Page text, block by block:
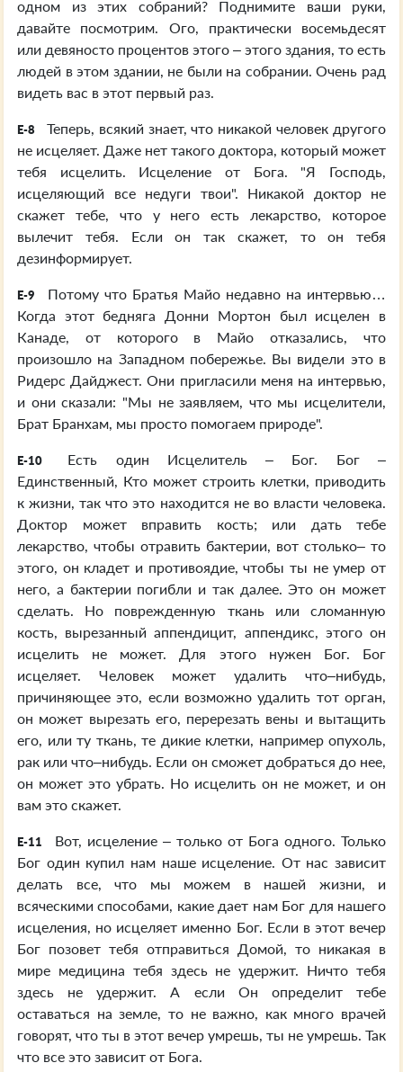
одном из этих собраний? Поднимите ваши руки,
давайте посмотрим. Ого, практически восемьдесят
или девяносто процентов этого – этого здания, то есть
людей в этом здании, не были на собрании. Очень рад
видеть вас в этот первый раз.
E-8
Теперь, всякий знает, что никакой человек другого
не исцеляет. Даже нет такого доктора, который может
тебя исцелить. Исцеление от Бога. "Я Господь,
исцеляющий все недуги твои". Никакой доктор не
скажет тебе, что у него есть лекарство, которое
вылечит тебя. Если он так скажет, то он тебя
дезинформирует.
E-9
Потому что Братья Майо недавно на интервью…
Когда этот бедняга Донни Мортон был исцелен в
Канаде, от которого в Майо отказались, что
произошло на Западном побережье. Вы видели это в
Ридерс Дайджест. Они пригласили меня на интервью,
и они сказали: "Мы не заявляем, что мы исцелители,
Брат Бранхам, мы просто помогаем природе".
E-10
Есть один Исцелитель – Бог. Бог –
Единственный, Кто может строить клетки, приводить
к жизни, так что это находится не во власти человека.
Доктор может вправить кость; или дать тебе
лекарство, чтобы отравить бактерии, вот столько– то
этого, он кладет и противоядие, чтобы ты не умер от
него, а бактерии погибли и так далее. Это он может
сделать. Но поврежденную ткань или сломанную
кость, вырезанный аппендицит, аппендикс, этого он
исцелить не может. Для этого нужен Бог. Бог
исцеляет. Человек может удалить что–нибудь,
причиняющее это, если возможно удалить тот орган,
он может вырезать его, перерезать вены и вытащить
его, или ту ткань, те дикие клетки, например опухоль,
рак или что–нибудь. Если он сможет добраться до нее,
он может это убрать. Но исцелить он не может, и он
вам это скажет.
E-11
Вот, исцеление – только от Бога одного. Только
Бог один купил нам наше исцеление. От нас зависит
делать все, что мы можем в нашей жизни, и
всяческими способами, какие дает нам Бог для нашего
исцеления, но исцеляет именно Бог. Если в этот вечер
Бог позовет тебя отправиться Домой, то никакая в
мире медицина тебя здесь не удержит. Ничто тебя
здесь не удержит. А если Он определит тебе
оставаться на земле, то не важно, как много врачей
говорят, что ты в этот вечер умрешь, ты не умрешь. Так
что все это зависит от Бога.